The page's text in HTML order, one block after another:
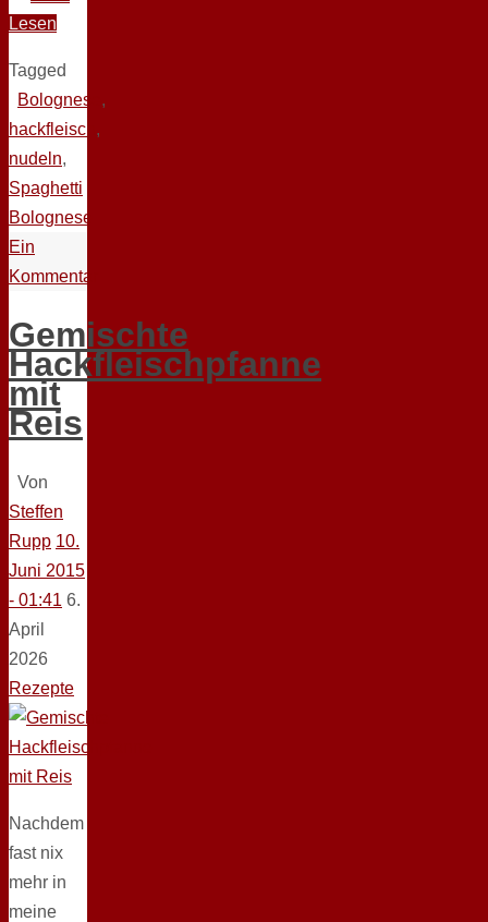
Lesen
Tagged
Bolognese ,
hackfleisch ,
nudeln,
Spaghetti
Bolognese
Ein
Kommentar
Gemischte
Hackfleischpfanne
mit
Reis
Von
Steffen
Rupp 10.
Juni 2015
- 01:41 6.
April
2026
Rezepte
Nachdem
fast nix
mehr in
meine